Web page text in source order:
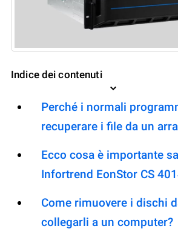
Indice dei contenuti
Perché i normali
recuperare i file da un
Ecco cosa è importante
Infortrend EonStor CS
Come rimuovere i dischi
collegarli a un computer?